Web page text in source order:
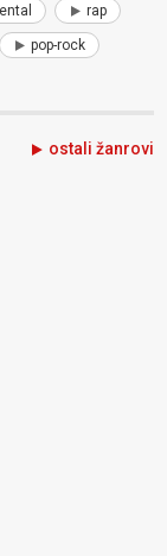
rap
pop-rock
ostali žanrovi